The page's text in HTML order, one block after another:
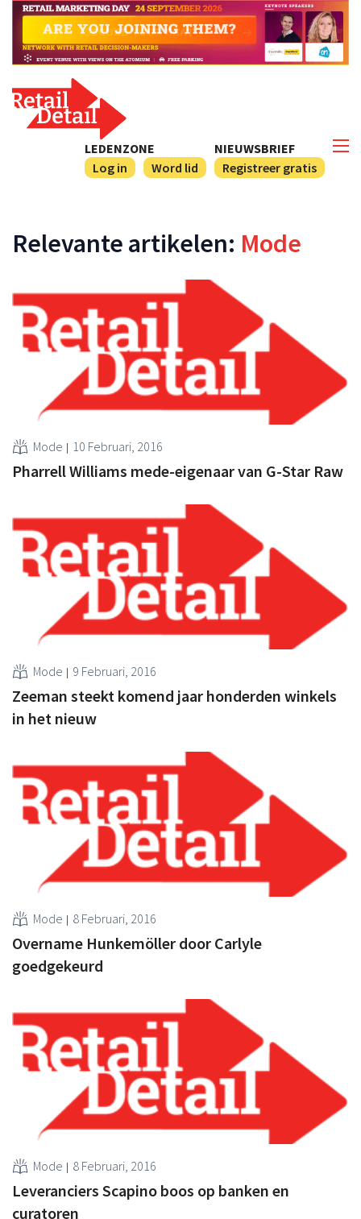
NIEUWSBRIEF
Registreer gratis
LEDENZONE
Log in
Word lid
Relevante artikelen: Mode
Mode 10 Februari, 2016
Pharrell Williams mede-eigenaar van G-Star Raw
Mode 9 Februari, 2016
Zeeman steekt komend jaar honderden winkels
in het nieuw
Mode 8 Februari, 2016
Overname Hunkemöller door Carlyle
goedgekeurd
Mode 8 Februari, 2016
Leveranciers Scapino boos op banken en
curatoren